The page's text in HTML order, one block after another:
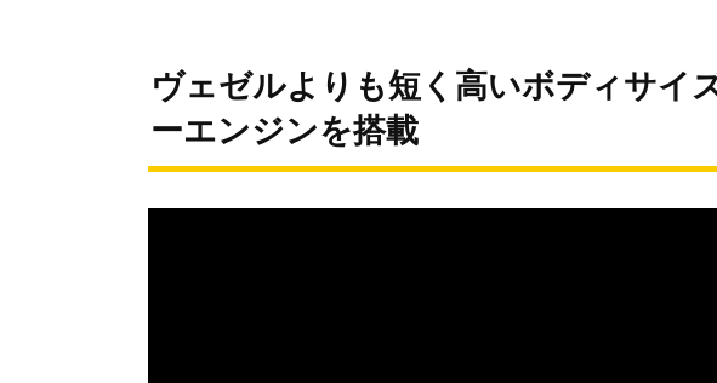
ヴェゼルよりも短く高いボディサイ
ーエンジンを搭載